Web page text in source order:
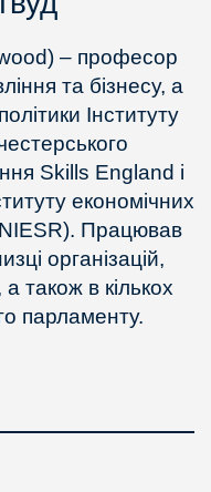
– професор
та бізнесу, а
Інституту
Skills England і
економічних
Працював
організацій,
в кількох
парламенту.